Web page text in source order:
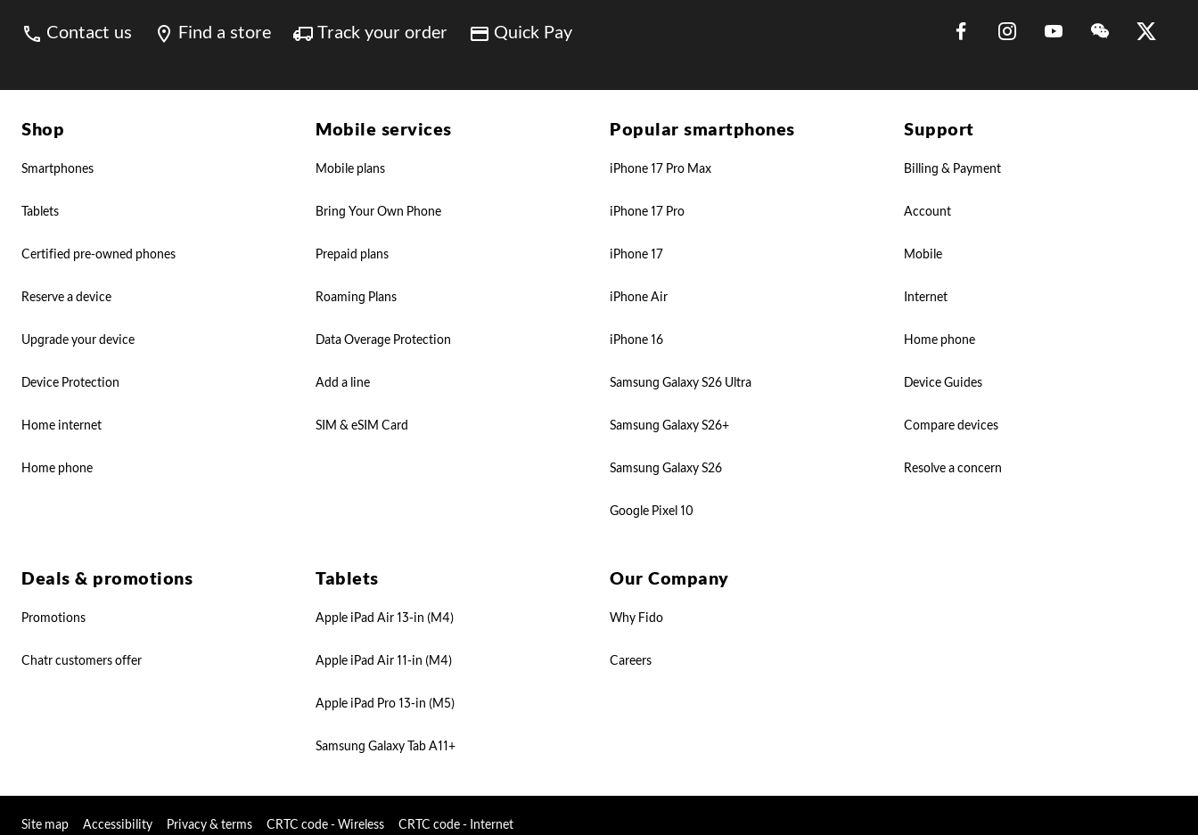
Contact us Find a store Track your order Quick Pay Link Opens in New Tab
Link Opens in New Tab
Link Opens in New Tab
Link Opens in
Link
Shop
Smartphones
Tablets
Certified pre-owned phones
Reserve a device
Upgrade your device
Device Protection
Home internet
Home phone
Mobile services
Mobile plans
Bring Your Own Phone
Prepaid plans
Roaming Plans
Data Overage Protection
Add a line
SIM & eSIM Card
Popular smartphones
iPhone 17 Pro Max
iPhone 17 Pro
iPhone 17
iPhone Air
iPhone 16
Samsung Galaxy S26 Ultra
Samsung Galaxy S26+
Samsung Galaxy S26
Google Pixel 10
Support
Billing & Payment
Account
Mobile
Internet
Home phone
Device Guides
Compare devices
Resolve a concern
Deals & promotions
Promotions
Chatr customers offer
Tablets
Apple iPad Air 13-in (M4)
Apple iPad Air 11-in (M4)
Apple iPad Pro 13-in (M5)
Samsung Galaxy Tab A11+
Our Company
Why Fido
Careers
Site map Accessibility Privacy & terms CRTC code - Wireless CRTC code - Internet